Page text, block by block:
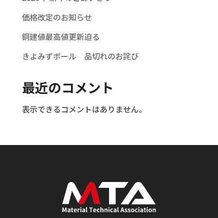
価格改定のお知らせ
銅建値最高値更新迫る
きよみずボール 品切れのお詫び
最近のコメント
表示できるコメントはありません。